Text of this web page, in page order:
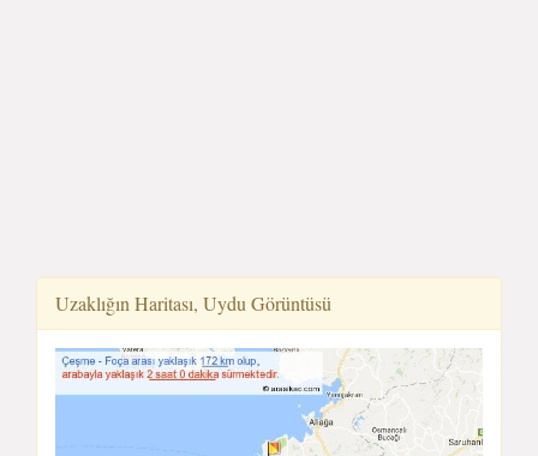
Uzaklığın Haritası, Uydu Görüntüsü